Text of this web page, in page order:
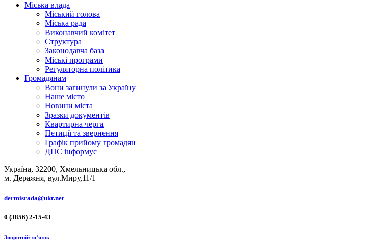
Міська влада
Міський голова
Міська рада
Виконавчий комітет
Структура
Законодавча база
Міські програми
Регуляторна політика
Громадянам
Вони загинули за Україну
Наше місто
Новини міста
Зразки документів
Квартирна черга
Петиції та звернення
Графік прийому громадян
ДПС інформує
Україна, 32200, Хмельницька обл.,
м. Деражня, вул.Миру,11/1
dermisrada@ukr.net
0 (3856) 2-15-43
Зворотній зв’язок